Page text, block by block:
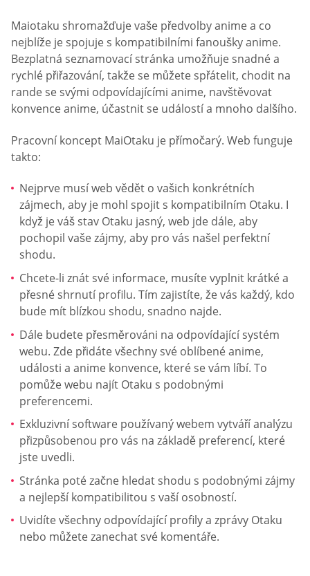
Maiotaku shromažďuje vaše předvolby anime a co
nejblíže je spojuje s kompatibilními fanoušky anime.
Bezplatná seznamovací stránka umožňuje snadné a
rychlé přiřazování, takže se můžete spřátelit, chodit na
rande se svými odpovídajícími anime, navštěvovat
konvence anime, účastnit se událostí a mnoho dalšího.
Pracovní koncept MaiOtaku je přímočarý. Web funguje
takto:
Nejprve musí web vědět o vašich konkrétních
zájmech, aby je mohl spojit s kompatibilním Otaku. I
když je váš stav Otaku jasný, web jde dále, aby
pochopil vaše zájmy, aby pro vás našel perfektní
shodu.
Chcete-li znát své informace, musíte vyplnit krátké a
přesné shrnutí profilu. Tím zajistíte, že vás každý, kdo
bude mít blízkou shodu, snadno najde.
Dále budete přesměrováni na odpovídající systém
webu. Zde přidáte všechny své oblíbené anime,
události a anime konvence, které se vám líbí. To
pomůže webu najít Otaku s podobnými
preferencemi.
Exkluzivní software používaný webem vytváří analýzu
přizpůsobenou pro vás na základě preferencí, které
jste uvedli.
Stránka poté začne hledat shodu s podobnými zájmy
a nejlepší kompatibilitou s vaší osobností.
Uvidíte všechny odpovídající profily a zprávy Otaku
nebo můžete zanechat své komentáře.